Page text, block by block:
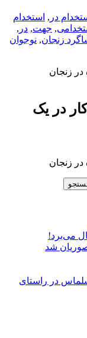
در , استخدام
, جهت, در ,
زنجان, نوجوان
زنجان
در یک
زنجان
می‌برد!
شد
در راستای